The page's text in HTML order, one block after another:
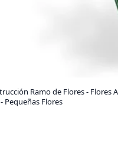
Ramo de Flores - Flores
Pequeñas Flores